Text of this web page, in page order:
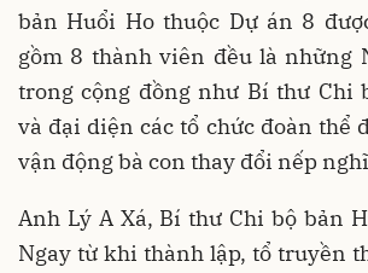
bản Huổi Ho thuộc Dự án 8
gồm 8 thành viên đều là những
trong cộng đồng như Bí thư Chi
và đại diện các tổ chức đoàn thể
vận động bà con thay đổi nếp
Anh Lý A Xá, Bí thư Chi bộ bản
Ngay từ khi thành lập, tổ truyền